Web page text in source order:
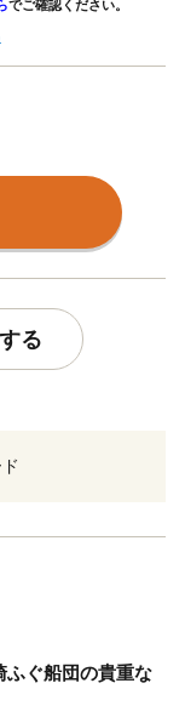
でご確認ください。
る
ふぐ船団の貴重な